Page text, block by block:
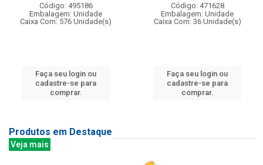
Código: 495186
Embalagem: Unidade
Caixa Com: 576 Unidade(s)
Faça seu login ou
cadastre-se para
comprar.
Código: 471628
Embalagem: Unidade
Caixa Com: 36 Unidade(s)
Faça seu login ou
cadastre-se para
comprar.
Produtos em Destaque
Veja mais